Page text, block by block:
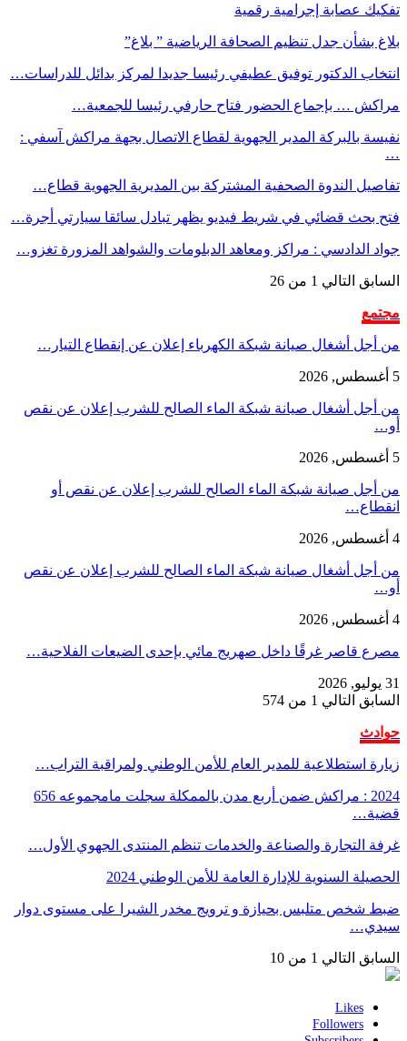
تفكيك عصابة إجرامية رقمية
بلاغ بشأن جدل تنظيم الصحافة الرياضية ” بلاغ”
انتخاب الدكتور توفيق عطيفي رئيسا جديدا لمركز بدائل للدراسات…
مراكش … بإجماع الحضور فتاح حارفي رئيسا للجمعية…
نفيسة بالبركة المدير الجهوية لقطاع الاتصال بجهة مراكش آسفي :
…
تفاصيل الندوة الصحفية المشتركة بين المديرية الجهوية قطاع…
فتح بحث قضائي في شريط فيديو يظهر تبادل سائقا سيارتي أجرة…
جواد الدادسي : مراكز ومعاهد الدبلومات والشواهد المزورة تغزو…
السابق التالي 1 من 26
مجتمع
من أجل أشغال صيانة شبكة الكهرباء إعلان عن إنقطاع التيار…
5 أغسطس, 2026
من أجل أشغال صيانة شبكة الماء الصالح للشرب إعلان عن نقص
أو…
5 أغسطس, 2026
من أجل صيانة شبكة الماء الصالح للشرب إعلان عن نقص أو
انقطاع…
4 أغسطس, 2026
من أجل أشغال صيانة شبكة الماء الصالح للشرب إعلان عن نقص
أو…
4 أغسطس, 2026
مصرع قاصر غرقًا داخل صهريج مائي بإحدى الضيعات الفلاحية…
31 يوليو, 2026
السابق التالي 1 من 574
حوادث
زيارة استطلاعية للمدير العام للأمن الوطني ولمراقبة التراب…
2024 : مراكش ضمن أربع مدن بالممكلة سجلت مامجموعه 656
قضية…
غرفة التجارة والصناعة والخدمات تنظم المنتدى الجهوي الأول…
الحصيلة السنوية للإدارة العامة للأمن الوطني 2024
ضبط شخص متلبس بحيازة و ترويج مخدر الشيرا على مستوى دوار
سيدي…
السابق التالي 1 من 10
Likes
Followers